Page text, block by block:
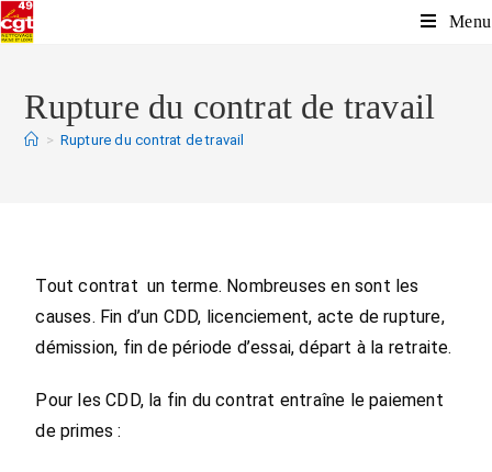
Menu
Rupture du contrat de travail
> Rupture du contrat de travail
Tout contrat un terme. Nombreuses en sont les
causes. Fin d’un CDD, licenciement, acte de rupture,
démission, fin de période d’essai, départ à la retraite.
Pour les CDD, la fin du contrat entraîne le paiement
de primes :